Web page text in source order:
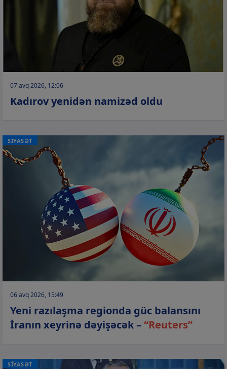
07 avq 2026, 12:06
Kadırov yenidən namizəd oldu
SİYASƏT
06 avq 2026, 15:49
Yeni razılaşma regionda güc balansını
İranın xeyrinə dəyişəcək –“Reuters”
SİYASƏT